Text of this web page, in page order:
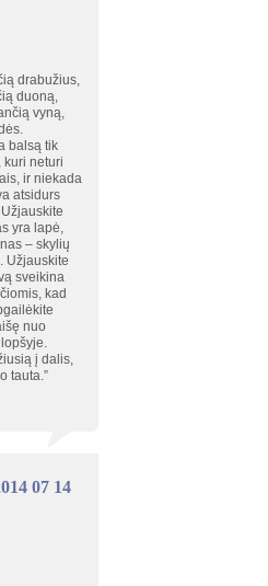
drabužius,
duoną,
vyną,
balsą tik
kuri neturi
ir niekada
atsidurs
yra lapė,
– skylių
Užjauskite
sveikina
kad
nuo
į dalis,
tauta.”
07 14